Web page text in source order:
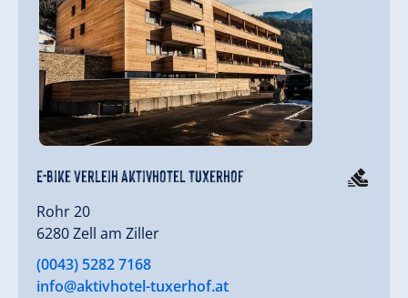
E-Bike Verleih Aktivhotel Tuxerhof
Rohr 20
6280 Zell am Ziller
(0043) 5282 7168
info@aktivhotel-tuxerhof.at